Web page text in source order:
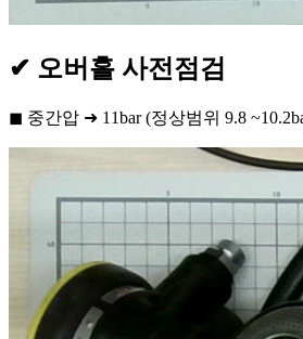
✔ 오버홀 사전점검
◼ 중간압 ➜ 11bar (정상범위 9.8